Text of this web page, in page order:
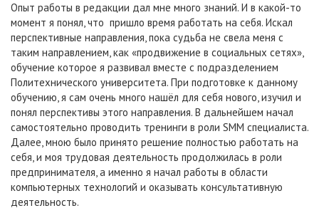
Опыт работы в редакции дал мне много знаний. И в какой-то
момент я понял, что пришло время работать на себя. Искал
перспективные направления, пока судьба не свела меня с
таким направлением, как «продвижение в социальных сетях»,
обучение которое я развивал вместе с подразделением
Политехнического университета. При подготовке к данному
обучению, я сам очень много нашёл для себя нового, изучил и
понял перспективы этого направления. В дальнейшем начал
самостоятельно проводить тренинги в роли SMM специалиста.
Далее, мною было принято решение полностью работать на
себя, и моя трудовая деятельность продолжилась в роли
предпринимателя, а именно я начал работы в области
компьютерных технологий и оказывать консультативную
деятельность.